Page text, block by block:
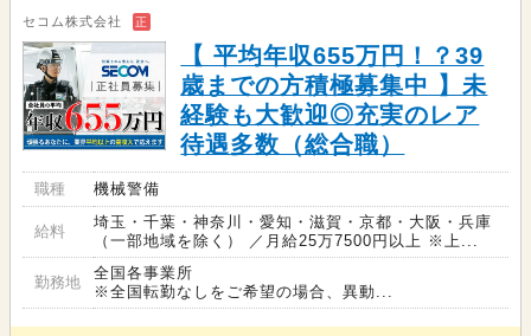
セコム株式会社 正
【 平均年収655万円！？39
歳までの方積極募集中 】未
経験も大歓迎◎充実のレア
待遇多数（総合職）
職種 機械警備
給料
埼玉・千葉・神奈川・愛知・滋賀・京都・大阪・兵庫
（一部地域を除く） ／月給25万7500円以上 ※上...
勤務地
全国各事業所
※全国転勤なしをご希望の場合、異動...